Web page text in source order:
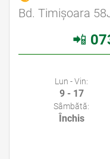
Bd. Timișoara
📲
Lun - Vin:
9 - 17
Sâmbătă:
Închis